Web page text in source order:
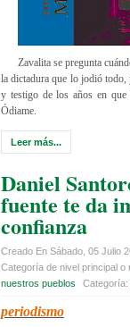
Zavalita se pregunta
la dictadura que lo jodió todo,
y testigo de los años en
Ódiame.
Leer más...
Daniel
fuente te da
confianza
Creado En Sábado, 05 Julio
Categoría de nivel principal o
nuestros pueblos
Categoría:
periodismo